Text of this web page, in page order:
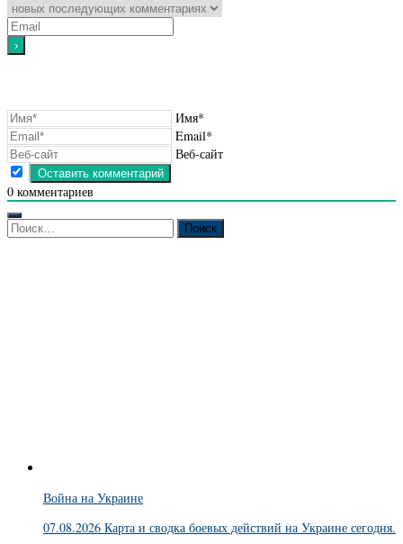
Имя*
Email*
Веб-сайт
0 комментариев
Найти:
Война на Украине
07.08.2026 Карта и сводка боевых действий на Украине сегодня.